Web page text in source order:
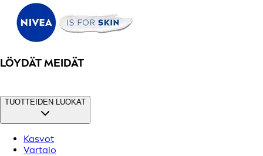
LÖYDÄT MEIDÄT
TUOTTEIDEN LUOKAT
Kasvot
Vartalo